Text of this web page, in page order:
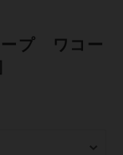
ープ ワコー